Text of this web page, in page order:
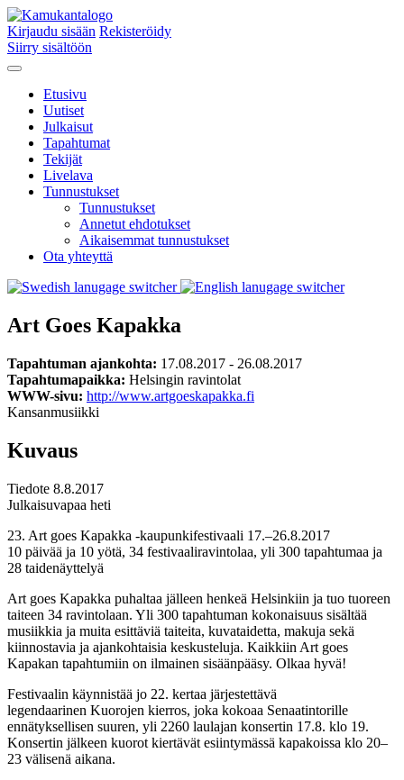
Kirjaudu sisään Rekisteröidy
Siirry sisältöön
Etusivu
Uutiset
Julkaisut
Tapahtumat
Tekijät
Livelava
Tunnustukset
Tunnustukset
Annetut ehdotukset
Aikaisemmat tunnustukset
Ota yhteyttä
Art Goes Kapakka
Tapahtuman ajankohta: 17.08.2017 - 26.08.2017
Tapahtumapaikka: Helsingin ravintolat
WWW-sivu: http://www.artgoeskapakka.fi
Kansanmusiikki
Kuvaus
Tiedote 8.8.2017
Julkaisuvapaa heti
23. Art goes Kapakka -kaupunkifestivaali 17.–26.8.2017
10 päivää ja 10 yötä, 34 festivaaliravintolaa, yli 300 tapahtumaa ja
28 taidenäyttelyä
Art goes Kapakka puhaltaa jälleen henkeä Helsinkiin ja tuo tuoreen
taiteen 34 ravintolaan. Yli 300 tapahtuman kokonaisuus sisältää
musiikkia ja muita esittäviä taiteita, kuvataidetta, makuja sekä
kiinnostavia ja ajankohtaisia keskusteluja. Kaikkiin Art goes
Kapakan tapahtumiin on ilmainen sisäänpääsy. Olkaa hyvä!
Festivaalin käynnistää jo 22. kertaa järjestettävä
legendaarinen Kuorojen kierros, joka kokoaa Senaatintorille
ennätyksellisen suuren, yli 2260 laulajan konsertin 17.8. klo 19.
Konsertin jälkeen kuorot kiertävät esiintymässä kapakoissa klo 20–
23 välisenä aikana.